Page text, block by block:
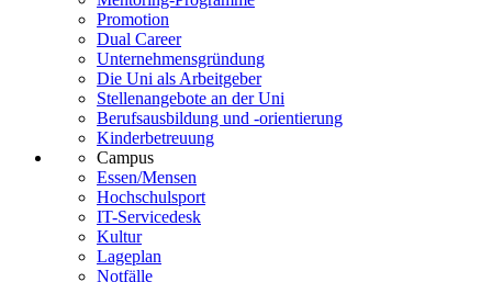
Promotion
Dual Career
Unternehmensgründung
Die Uni als Arbeitgeber
Stellenangebote an der Uni
Berufsausbildung und -orientierung
Kinderbetreuung
Campus
Essen/Mensen
Hochschulsport
IT-Servicedesk
Kultur
Lageplan
Notfälle